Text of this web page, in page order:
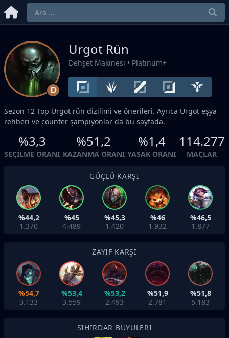
D
Urgot Rün
Dehşet Makinesi • Platinum+
Sezon 12 Top Urgot rün dizilimi ve önerileri. Ayrıca Urgot eşya
rehberi ve counter şampiyonlar da bu sayfada.
%3,3
SEÇILME ORANI
%51,2
KAZANMA ORANI
%1,4
YASAK ORANI
114.277
MAÇLAR
GÜÇLÜ KARŞI
%44,2
1.370
%45
4.489
%45,3
1.420
%46
1.932
%46,5
1.877
ZAYIF KARŞI
%54,7
3.133
%53,4
3.559
%53,2
2.493
%51,9
2.781
%51,8
5.183
SIHIRDAR BÜYÜLERI